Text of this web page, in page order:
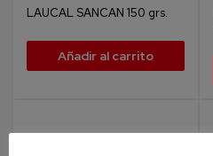
LAUCAL SANCAN 150 grs.
Añadir al carrito